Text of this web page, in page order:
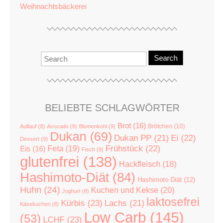
Weihnachtsbäckerei
Search
BELIEBTE SCHLAGWÖRTER
Auflauf (8) Avocado (9) Blumenkohl (9) Brot (16) Brötchen (10)
Dessert (9) Dukan (69) Dukan PP (21) Ei (22)
Eis (16) Feta (19) Fisch (9) Frühstück (22)
glutenfrei (138) Hackfleisch (18)
Hashimoto-Diät (84) Hashimoto Diät (12)
Huhn (24) Joghurt (8) Kuchen und Kekse (20)
Käsekuchen (8) Kürbis (23) Lachs (21) laktosefrei
(53) LCHF (23) Low Carb (145)